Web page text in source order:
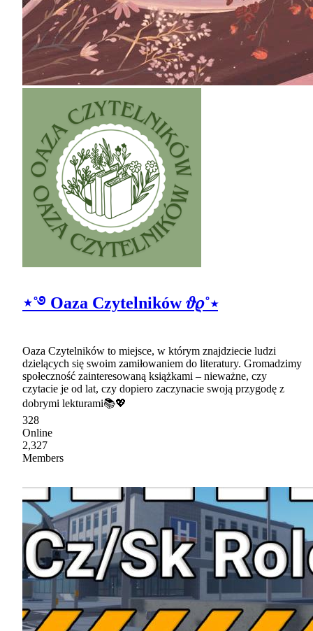
⋆˚࿔ Oaza Czytelników 𝜗𝜚˚⋆
Oaza Czytelników to miejsce, w którym znajdziecie ludzi
dzielących się swoim zamiłowaniem do literatury. Gromadzimy
społeczność zainteresowaną książkami – nieważne, czy
czytacie je od lat, czy dopiero zaczynacie swoją przygodę z
dobrymi lekturami📚💖
328
Online
2,327
Members